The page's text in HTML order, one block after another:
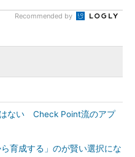
Recommended by
はない Check Point流のアプ
育成する」のが賢い選択にな